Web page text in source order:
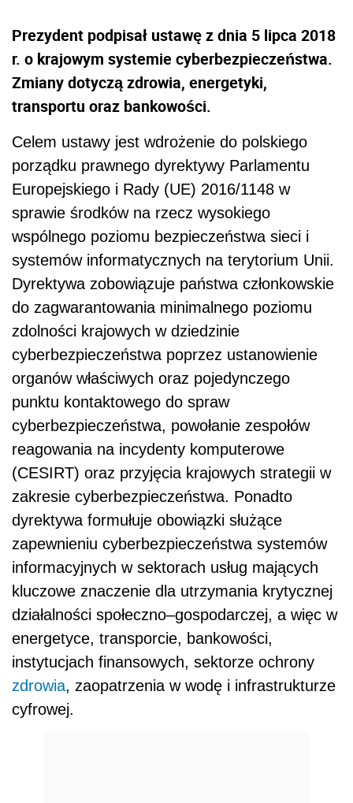
Prezydent podpisał ustawę z dnia 5 lipca 2018
r. o krajowym systemie cyberbezpieczeństwa.
Zmiany dotyczą zdrowia, energetyki,
transportu oraz bankowości.
Celem ustawy jest wdrożenie do polskiego
porządku prawnego dyrektywy Parlamentu
Europejskiego i Rady (UE) 2016/1148 w
sprawie środków na rzecz wysokiego
wspólnego poziomu bezpieczeństwa sieci i
systemów informatycznych na terytorium Unii.
Dyrektywa zobowiązuje państwa członkowskie
do zagwarantowania minimalnego poziomu
zdolności krajowych w dziedzinie
cyberbezpieczeństwa poprzez ustanowienie
organów właściwych oraz pojedynczego
punktu kontaktowego do spraw
cyberbezpieczeństwa, powołanie zespołów
reagowania na incydenty komputerowe
(CESIRT) oraz przyjęcia krajowych strategii w
zakresie cyberbezpieczeństwa. Ponadto
dyrektywa formułuje obowiązki służące
zapewnieniu cyberbezpieczeństwa systemów
informacyjnych w sektorach usług mających
kluczowe znaczenie dla utrzymania krytycznej
działalności społeczno–gospodarczej, a więc w
energetyce, transporcie, bankowości,
instytucjach finansowych, sektorze ochrony
zdrowia, zaopatrzenia w wodę i infrastrukturze
cyfrowej.